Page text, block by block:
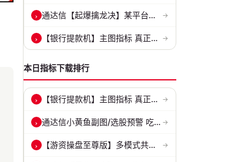
› 通达信【起爆擒龙决】某平台每年收费8000元套装 指标源码 无未来 →
› 【银行提款机】主图指标 真正的砂锅底天穹线 德某通要价10万的主图核心... →
本日指标下载排行
› 【银行提款机】主图指标 真正的砂锅底天穹线 德某通要价10万的主图核心... →
› 通达信小黄鱼副图/选股预警 吃肉密码 捕捉最强拉升段 源码 贴图 →
› 【游资操盘至尊版】多模式共振擒龙 短线波段、低位抄底、游资启动行情量... →